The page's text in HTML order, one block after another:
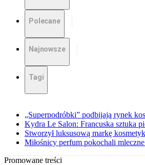
Polecane
Najnowsze
Tagi
„Superpodróbki” podbijają rynek
Kydra Le Salon: Francuska sztuka
Stworzył luksusową markę
Miłośnicy perfum pokochali
Promowane treści